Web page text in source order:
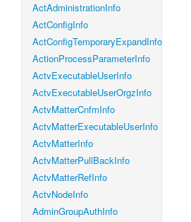
ActAdministrationInfo
ActConfigInfo
ActConfigTemporaryExpandInfo
ActionProcessParameterInfo
ActvExecutableUserInfo
ActvExecutableUserOrgzInfo
ActvMatterCnfmInfo
ActvMatterExecutableUserInfo
ActvMatterInfo
ActvMatterPullBackInfo
ActvMatterRefInfo
ActvNodeInfo
AdminGroupAuthInfo